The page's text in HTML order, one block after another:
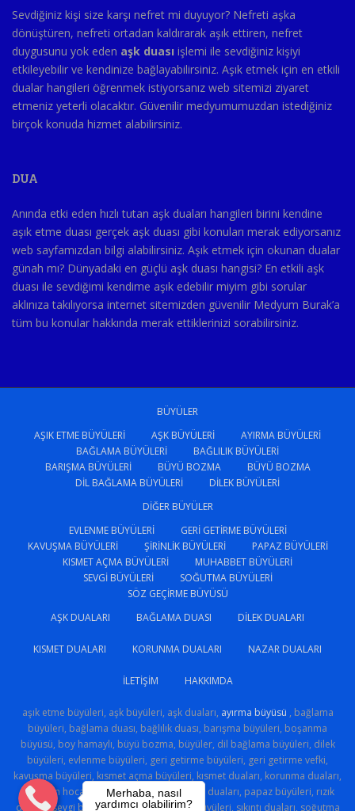
Merhaba, nasıl
yardımcı olabilirim?
Sevdiğiniz kişi size karşı nefret mi duyuyor? Nefreti aşka
dönüştüren, nefreti ortadan kaldırarak aşık ettiren, nefret
duygusunu yok eden aşk duası işlemi ile sevdiğiniz kişiyi
etkileyebilir ve kendinize bağlayabilirsiniz. Aşık etmek için en etkili
dualar hangileri öğrenmek istiyorsanız web sitemizi ziyaret
etmeniz yeterli olacaktır. Güvenilir medyumumuzdan istediğiniz
birçok konuda hizmet alabilirsiniz.
DUA
Anında etki eden hızlı tutan aşk duaları hangileri birini kendine
aşık etme duası gerçek aşk duası gibi konuları merak ediyorsanız
web sayfamızdan bilgi alabilirsiniz. Aşık etmek için okunan dualar
günah mı? Dünyadaki en güçlü aşk duası hangisi? En etkili aşk
duası ile sevdiğimi kendime aşık edebilir miyim gibi sorular
aklınıza takılıyorsa internet sitemizden güvenilir Medyum Burak’a
tüm bu konular hakkında merak ettiklerinizi sorabilirsiniz.
BÜYÜLER
AŞIK ETME BÜYÜLERI
AŞK BÜYÜLERI
AYIRMA BÜYÜLERI
BAĞLAMA BÜYÜLERI
BAĞLILIK BÜYÜLERI
BARIŞMA BÜYÜLERI
BÜYÜ BOZMA
BÜYÜ BOZMA
DIL BAĞLAMA BÜYÜLERI
DILEK BÜYÜLERI
DIĞER BÜYÜLER
EVLENME BÜYÜLERI
GERI GETIRME BÜYÜLERI
KAVUŞMA BÜYÜLERI
ŞIRINLIK BÜYÜLERI
PAPAZ BÜYÜLERI
KISMET AÇMA BÜYÜLERI
MUHABBET BÜYÜLERI
SEVGI BÜYÜLERI
SOĞUTMA BÜYÜLERI
SÖZ GEÇIRME BÜYÜSÜ
AŞK DUALARI
BAĞLAMA DUASI DILEK DUALARI
KISMET DUALARI KORUNMA DUALARI NAZAR DUALARI
İLETIŞIM HAKKIMDA
aşık etme büyüleri, aşk büyüleri, aşk duaları, ayırma büyüsü , bağlama
büyüleri, bağlama duası, bağlılık duası, barışma büyüleri, boşanma
büyüsü, boy hamaylı, büyü bozma, büyüler, dil bağlama büyüleri, dilek
büyüleri, evlenme büyüleri, geri getirme büyüleri, geri getirme vefki,
kavuşma büyüleri, kısmet açma büyüleri, kısmet duaları, korunma duaları,
medyum hoca, muhabbet büyüleri, nazar duaları, papaz büyüleri, rızık
duaları, sevgi büyüsü, sevgi sihri, şirinlik büyüleri, sıkıntı duaları, soğutma